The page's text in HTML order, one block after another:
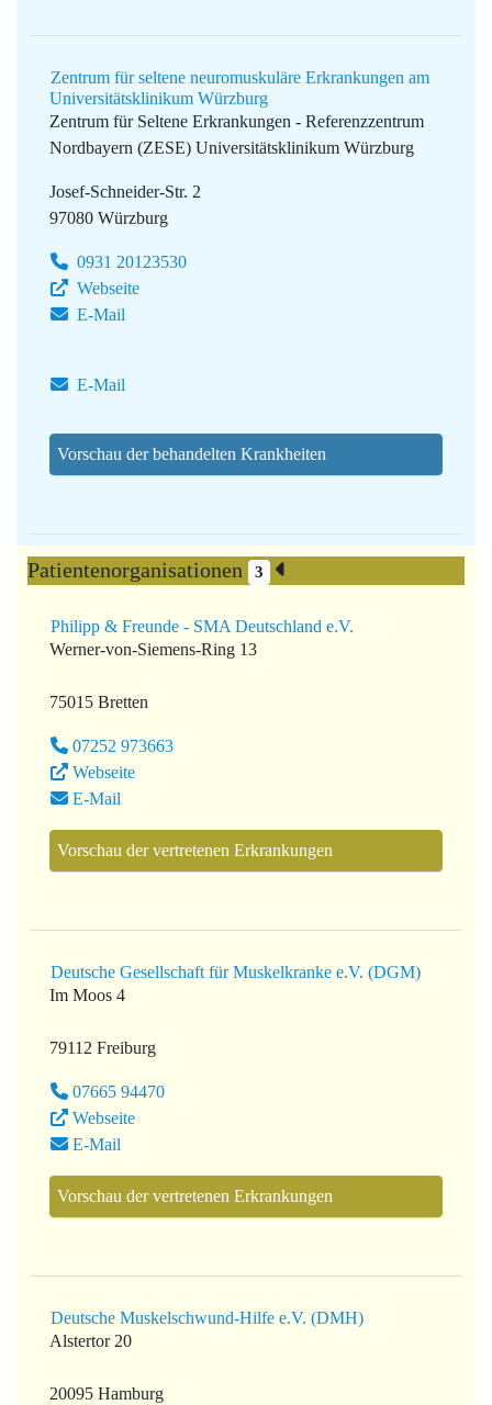
Zentrum für seltene neuromuskuläre Erkrankungen am
Universitätsklinikum Würzburg
Zentrum für Seltene Erkrankungen - Referenzzentrum
Nordbayern (ZESE) Universitätsklinikum Würzburg
Josef-Schneider-Str. 2
97080 Würzburg
0931 20123530
Webseite
E-Mail
E-Mail
Vorschau der behandelten Krankheiten
Patientenorganisationen 3
Philipp & Freunde - SMA Deutschland e.V.
Werner-von-Siemens-Ring 13
75015 Bretten
07252 973663
Webseite
E-Mail
Vorschau der vertretenen Erkrankungen
Deutsche Gesellschaft für Muskelkranke e.V. (DGM)
Im Moos 4
79112 Freiburg
07665 94470
Webseite
E-Mail
Vorschau der vertretenen Erkrankungen
Deutsche Muskelschwund-Hilfe e.V. (DMH)
Alstertor 20
20095 Hamburg